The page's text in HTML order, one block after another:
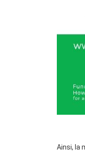
Ainsi, la